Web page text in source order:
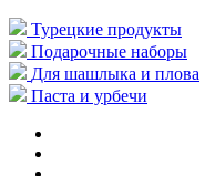
Турецкие продукты
Подарочные наборы
Для шашлыка и плова
Паста и урбечи